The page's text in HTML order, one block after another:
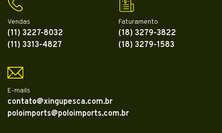
Vendas
(11) 3227-8032
(11) 3313-4827
Faturamento
(18) 3279-3822
(18) 3279-1583
E-mails
contato@xingupesca.com.br
poloimports@poloimports.com.br